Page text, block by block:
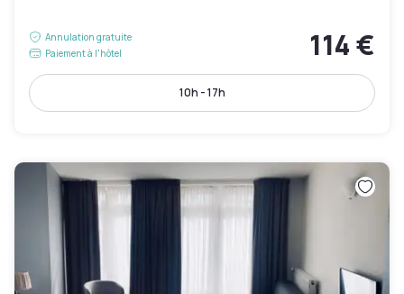
Annulation gratuite
Paiement à l'hôtel
114 €
10h - 17h